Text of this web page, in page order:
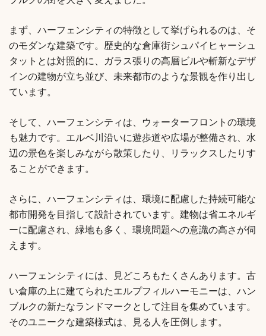
まず、ハーフェンシティの特徴として挙げられるのは、そ
のモダンな建築です。歴史的な倉庫街シュパイヒャーシュ
タットとは対照的に、ガラス張りの高層ビルや斬新なデザ
インの建物が立ち並び、未来都市のような景観を作り出し
ています。
そして、ハーフェンシティは、ウォーターフロントの環境
も魅力です。エルベ川沿いに遊歩道や広場が整備され、水
辺の景色を楽しみながら散策したり、リラックスしたりす
ることができます。
さらに、ハーフェンシティは、環境に配慮した持続可能な
都市開発を目指して設計されています。建物は省エネルギ
ーに配慮され、緑地も多く、環境問題への意識の高さが伺
えます。
ハーフェンシティには、見どころもたくさんあります。古
い倉庫の上に建てられたエルプフィルハーモニーは、ハン
ブルクの新たなランドマークとして注目を集めています。
そのユニークな建築様式は、見る人を圧倒します。